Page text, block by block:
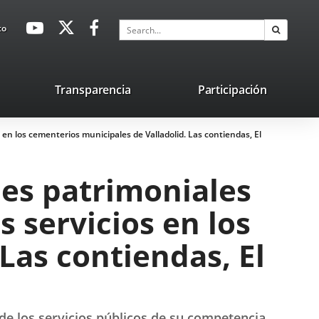
avaHeaderSocial
Link
Link
application.
application.
Search
Transparencia Participación
los cementerios municipales de Valladolid. Las contiendas, El
patrimoniales
servicios en los
contiendas, El